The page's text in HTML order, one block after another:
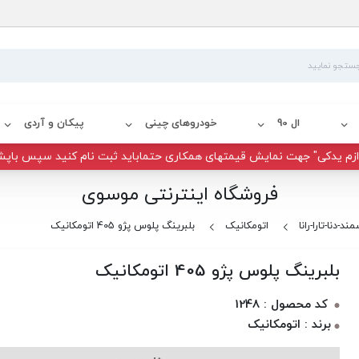
ال 90 خودروهای چینی پیکان و آردی
یدکی" جهت نمایش قیمتهای همکاری حتماباید ثبت نام کنید سپس
فروشگاه اینترنتی موسوی
دنا-تارا-رانا اتومکانیک بلبرینگ پلوس پژو 405 اتومکانیک
بلبرینگ پلوس پژو 405 اتومکانیک
کد محصول : 1248
برند : اتومکانیک